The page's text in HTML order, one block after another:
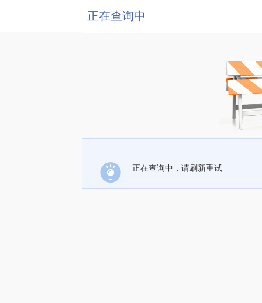
正在查询中
正在查询中，请刷新重试